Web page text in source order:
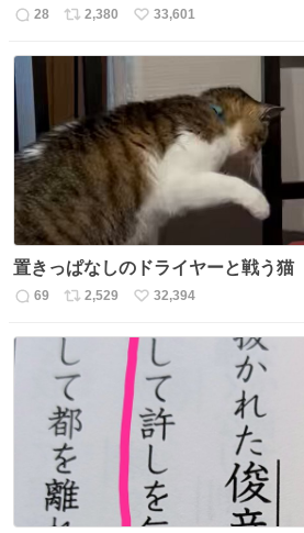
返
数
28
リ
数
2,380
い
33,601
置きっぱなしのドライヤーと戦う猫
返
数
69
リ
ス
ト
数
2,529
い
ね
数
32,394